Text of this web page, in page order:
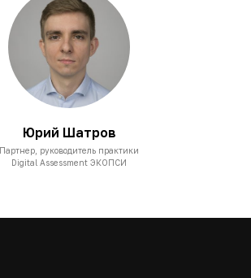
Юрий Шатров
Партнер, руководитель практики
Digital Assessment ЭКОПСИ